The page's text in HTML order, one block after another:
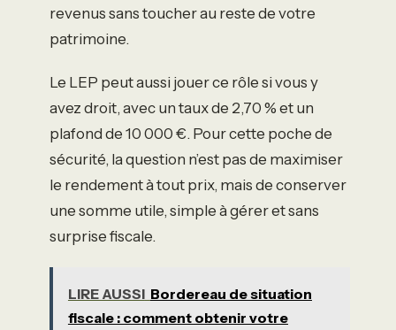
revenus sans toucher au reste de votre
patrimoine.
Le LEP peut aussi jouer ce rôle si vous y
avez droit, avec un taux de 2,70 % et un
plafond de 10 000 €. Pour cette poche de
sécurité, la question n’est pas de maximiser
le rendement à tout prix, mais de conserver
une somme utile, simple à gérer et sans
surprise fiscale.
LIRE AUSSI Bordereau de situation
fiscale : comment obtenir votre